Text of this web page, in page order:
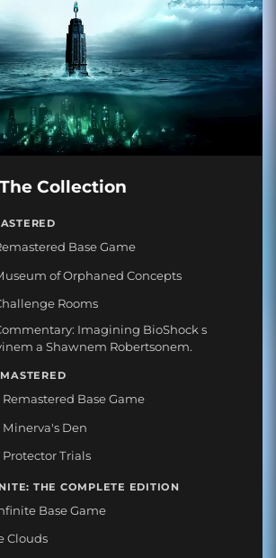
Collection
Base Game
of Orphaned Concepts
Rooms
Imagining BioShock s
a Shawnem Robertsonem.
Remastered Base Game
Minerva's Den
Protector Trials
THE COMPLETE EDITION
Base Game
Clouds